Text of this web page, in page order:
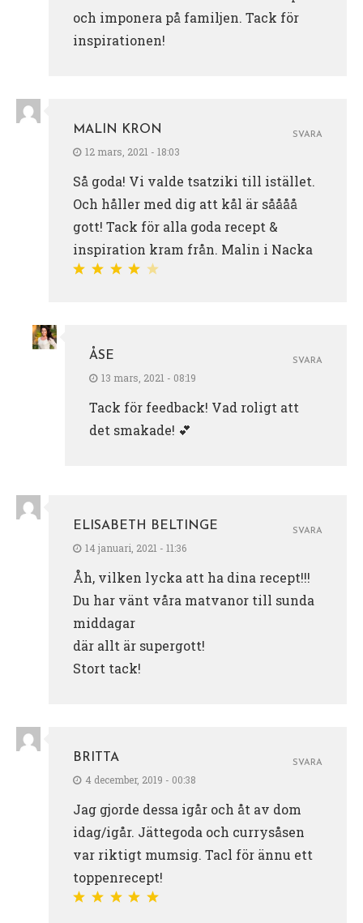
och imponera på familjen. Tack för
inspirationen!
MALIN KRON
12 mars, 2021 - 18:03
Så goda! Vi valde tsatziki till istället.
Och håller med dig att kål är såååå
gott! Tack för alla goda recept &
inspiration kram från. Malin i Nacka
SVARA
ÅSE
13 mars, 2021 - 08:19
Tack för feedback! Vad roligt att
det smakade! 💕
SVARA
ELISABETH BELTINGE
14 januari, 2021 - 11:36
Åh, vilken lycka att ha dina recept!!!
Du har vänt våra matvanor till sunda
middagar
där allt är supergott!
Stort tack!
SVARA
BRITTA
4 december, 2019 - 00:38
Jag gjorde dessa igår och åt av dom
idag/igår. Jättegoda och currysåsen
var riktigt mumsig. Tacl för ännu ett
toppenrecept!
SVARA